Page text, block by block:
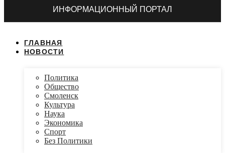
ИНФОРМАЦИОННЫЙ ПОРТАЛ
ГЛАВНАЯ
НОВОСТИ
Политика
Общество
Смоленск
Культура
Наука
Экономика
Спорт
Без Политики